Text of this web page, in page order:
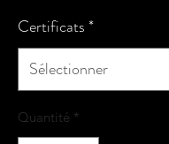
Certificats*
Quantité *